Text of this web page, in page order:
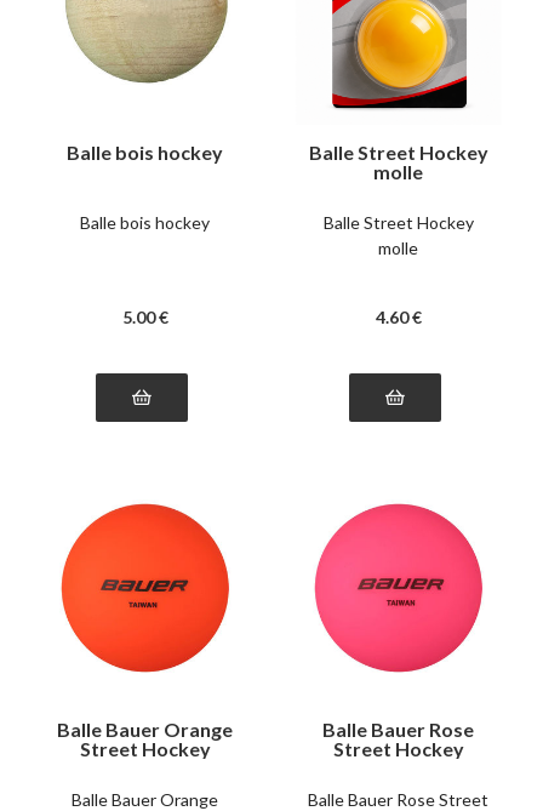
Balle bois hockey
Balle bois hockey
5.00 €
Balle Street Hockey
molle
Balle Street Hockey
molle
4.60 €
Balle Bauer Orange
Street Hockey
Balle Bauer Orange
Balle Bauer Rose
Street Hockey
Balle Bauer Rose Street